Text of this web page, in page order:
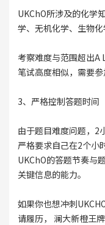
UKChO所涉及的化学
学、无机化学、生物
考察难度与范围超出A
笔试高度相似，需要
3、严格控制答题时间
由于题目难度问题，2
严格要求自己在2个小
UKChO的答题节奏与
关键信息的能力。
如果你也想冲刺
请履历， 澜大新橙王